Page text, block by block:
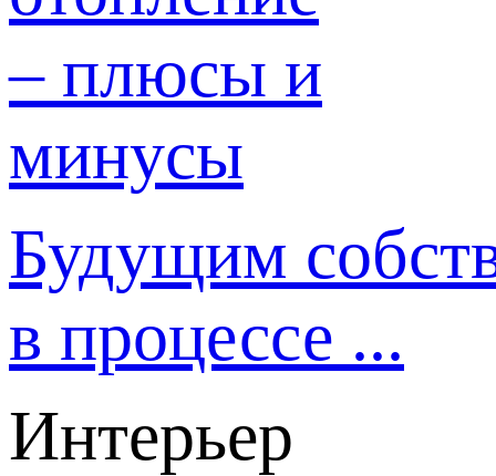
Будущим
в процессе ...
Интерьер